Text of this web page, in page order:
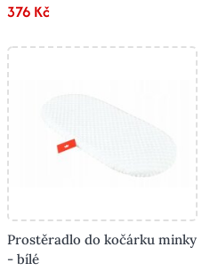
376 Kč
Prostěradlo do kočárku minky
- bílé